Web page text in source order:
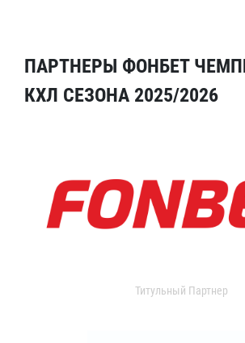
ПАРТНЕРЫ ФОНБЕТ
КХЛ СЕЗОНА 2025/2026
Титульный Партнер